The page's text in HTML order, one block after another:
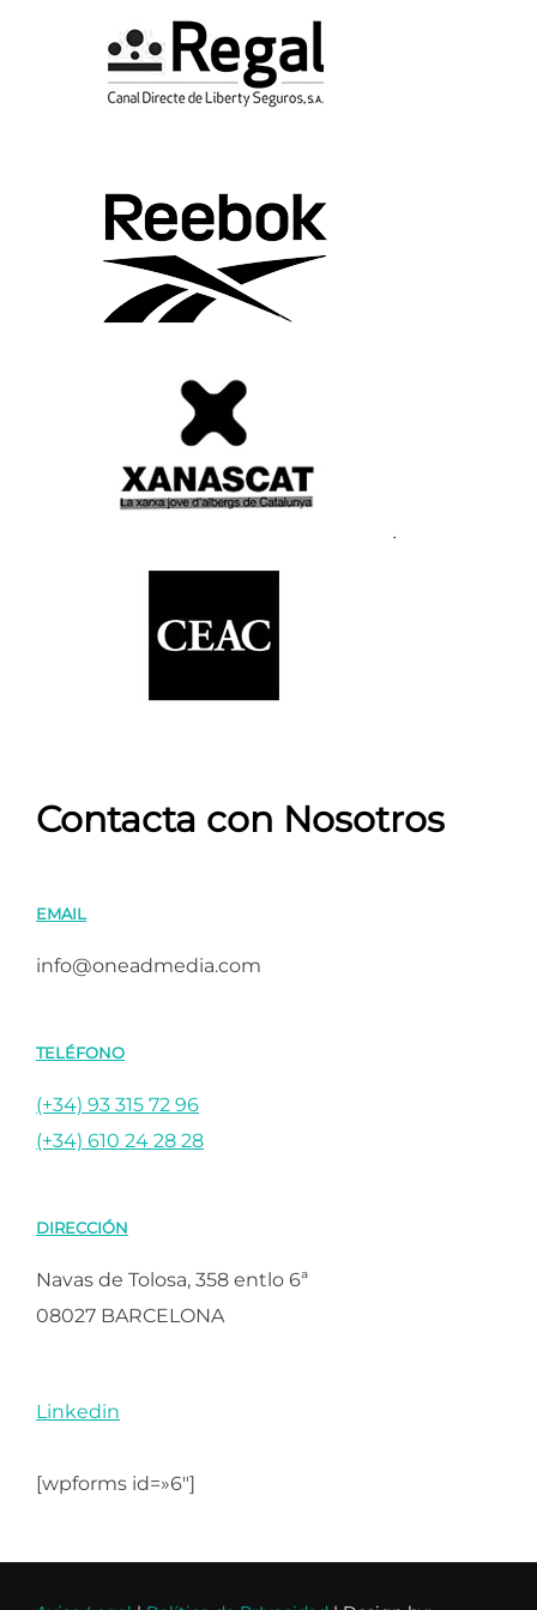
Contacta con Nosotros
EMAIL
info@oneadmedia.com
TELÉFONO
(+34) 93 315 72 96
(+34) 610 24 28 28
DIRECCIÓN
Navas de Tolosa, 358 entlo 6ª
08027 BARCELONA
Linkedin
[wpforms id=»6″]